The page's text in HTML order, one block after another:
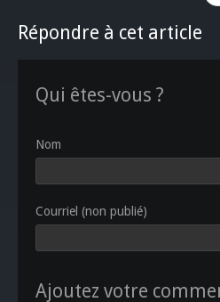
Répondre à cet article
Qui êtes-vous ?
Nom
Courriel (non publié)
Ajoutez votre